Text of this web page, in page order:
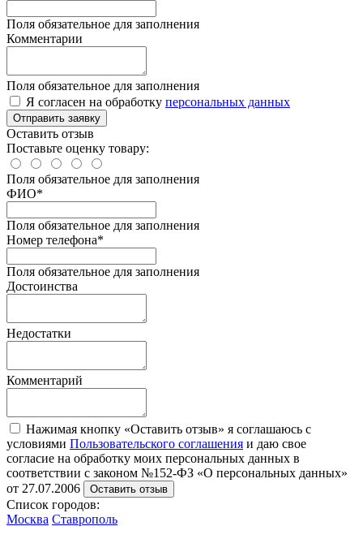
Поля обязательное для заполнения
Комментарии
Поля обязательное для заполнения
Я согласен на обработку персональных данных
Отправить заявку
Оставить отзыв
Поставьте оценку товару:
Поля обязательное для заполнения
ФИО*
Поля обязательное для заполнения
Номер телефона*
Поля обязательное для заполнения
Достоинства
Недостатки
Комментарий
Нажимая кнопку «Оставить отзыв» я соглашаюсь с
условиями Пользовательского соглашения и даю свое
согласие на обработку моих персональных данных в
соответствии с законом №152-ФЗ «О персональных данных»
от 27.07.2006
Оставить отзыв
Список городов:
Москва Ставрополь